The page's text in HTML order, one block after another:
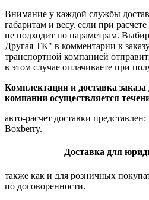
Внимание у каждой службы
габаритам и весу. если при расчете
не подходит по параметрам.
Другая ТК" в комментарии к
транспортной компанией
в этом случае оплачиваете при
Комплектация и доставка
компании осуществляется
авто-расчет доставки
Boxberry.
Доставка для
также как и для розничных
по договоренности.